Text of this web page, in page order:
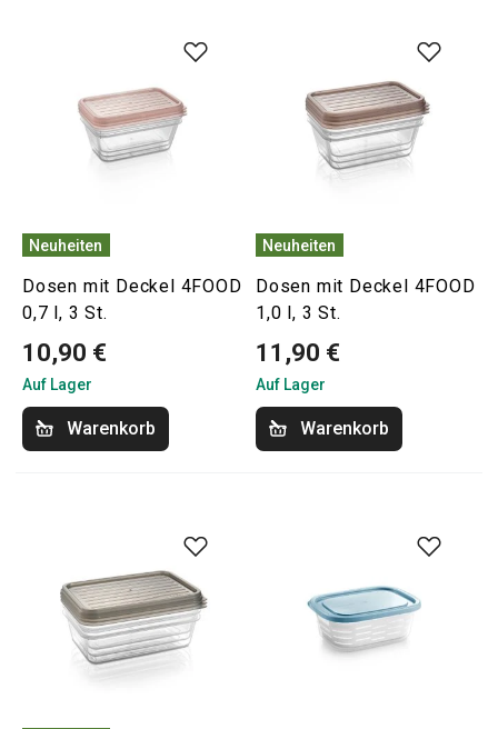
Neuheiten
Dosen mit Deckel 4FOOD
0,7 l, 3 St.
10,90 €
Auf Lager
Warenkorb
Neuheiten
Dosen mit Deckel 4FOOD
1,0 l, 3 St.
11,90 €
Auf Lager
Warenkorb